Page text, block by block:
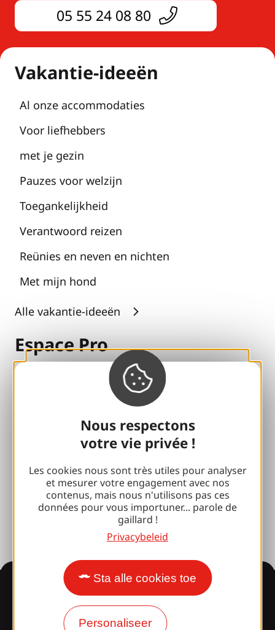
Nous respectons
votre vie privée !
Les cookies nous sont très utiles pour analyser
et mesurer votre engagement avec nos
contenus, mais nous n'utilisons pas ces
données pour vous importuner... parole de
gaillard !
Privacybeleid
Sta alle cookies toe
Personaliseer
05 55 24 08 80
Vakantie-ideeën
Al onze accommodaties
Voor liefhebbers
met je gezin
Pauzes voor welzijn
Toegankelijkheid
Verantwoord reizen
Reünies en neven en nichten
Met mijn hond
Alle vakantie-ideeën
Espace Pro
100% Gaillard Club
Brive 100% Evenement
Fotobibliotheek
Perszaal
Informatie